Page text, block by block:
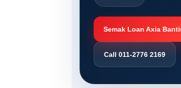
Semak Loan Axia
Call 011-2776 2169